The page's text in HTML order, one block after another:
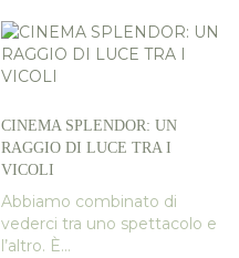
CINEMA SPLENDOR: UN
RAGGIO DI LUCE TRA I
VICOLI
Abbiamo combinato di
vederci tra uno spettacolo e
l’altro. È...